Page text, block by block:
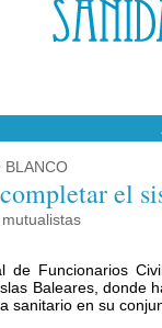
BLANCO
el
de Funcionarios
Baleares, donde
sanitario en su